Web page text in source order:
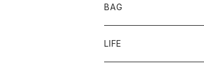
24.0-24.5 cm
24.5-25.0 cm
BAG
LIFE